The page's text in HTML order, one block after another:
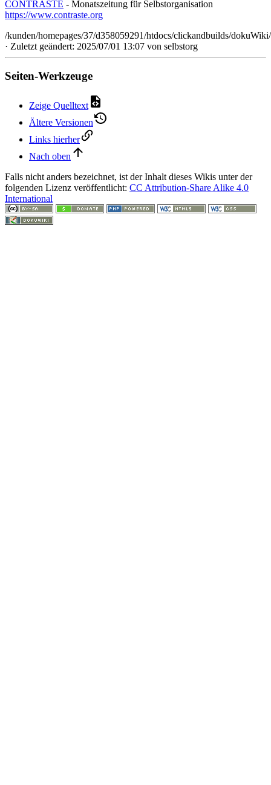
CONTRASTE - Monatszeitung für Selbstorganisation
https://www.contraste.org
/kunden/homepages/37/d358059291/htdocs/clickandbuilds/
· Zuletzt geändert: 2025/07/01 13:07 von selbstorg
Seiten-Werkzeuge
Zeige Quelltext
Ältere Versionen
Links hierher
Nach oben
Falls nicht anders bezeichnet, ist der Inhalt dieses Wikis unter der
folgenden Lizenz veröffentlicht: CC Attribution-Share Alike 4.0
International